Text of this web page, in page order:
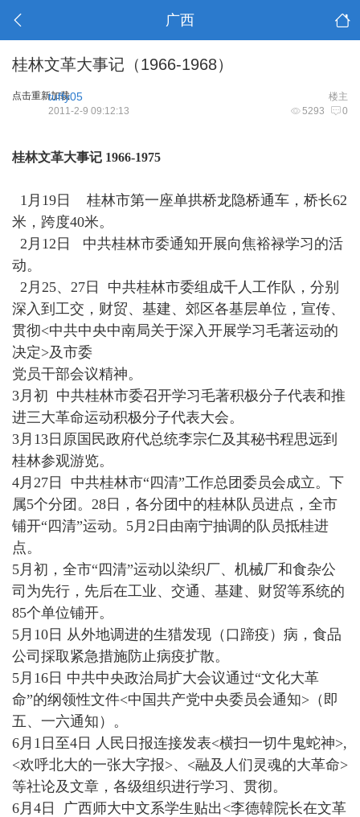
广西
桂林文革大事记（1966-1968）
点击重新加载 楼主
tuffy05
5293 0
2011-2-9 09:12:13
桂林文革大事记 1966-1975
1月19日 桂林市第一座单拱桥龙隐桥通车，桥长62
米，跨度40米。
2月12日 中共桂林市委通知开展向焦裕禄学习的活
动。
2月25、27日 中共桂林市委组成千人工作队，分别
深入到工交，财贸、基建、郊区各基层单位，宣传、
贯彻<中共中央中南局关于深入开展学习毛著运动的
决定>及市委
党员干部会议精神。
3月初 中共桂林市委召开学习毛著积极分子代表和推
进三大革命运动积极分子代表大会。
3月13日原国民政府代总统李宗仁及其秘书程思远到
桂林参观游览。
4月27日 中共桂林市“四清”工作总团委员会成立。下
属5个分团。28日，各分团中的桂林队员进点，全市
铺开“四清”运动。5月2日由南宁抽调的队员抵桂进
点。
5月初，全市“四清”运动以染织厂、机械厂和食杂公
司为先行，先后在工业、交通、基建、财贸等系统的
85个单位铺开。
5月10日 从外地调进的生猎发现（口蹄疫）病，食品
公司採取紧急措施防止病疫扩散。
5月16日 中共中央政治局扩大会议通过“文化大革
命”的纲领性文件<中国共产党中央委员会通知>（即
五、一六通知）。
6月1日至4日 人民日报连接发表<横扫一切牛鬼蛇神>,
<欢呼北大的一张大字报>、<融及人们灵魂的大革命>
等社论及文章，各级组织进行学习、贯彻。
6月4日 广西师大中文系学生贴出<李德韓院长在文革